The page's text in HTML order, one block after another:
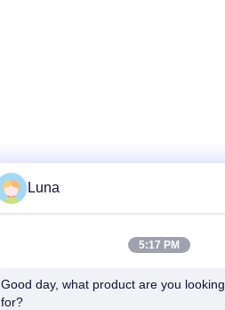
Luna
5:17 PM
Good day, what product are you looking
for?